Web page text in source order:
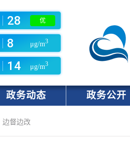
28 优
8 μg/m3
14 μg/m3
政务动态 政务公开
边督边改